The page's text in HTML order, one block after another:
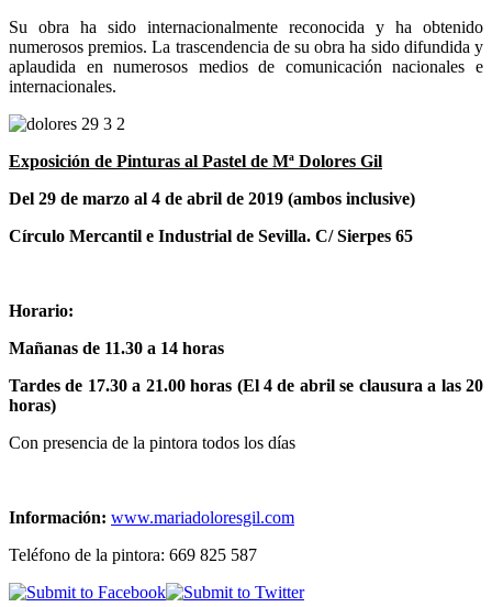
Su obra ha sido internacionalmente reconocida y ha obtenido
numerosos premios. La trascendencia de su obra ha sido difundida y
aplaudida en numerosos medios de comunicación nacionales e
internacionales.
Exposición de Pinturas al Pastel de Mª Dolores Gil
Del 29 de marzo al 4 de abril de 2019 (ambos inclusive)
Círculo Mercantil e Industrial de Sevilla. C/ Sierpes 65
Horario:
Mañanas de 11.30 a 14 horas
Tardes de 17.30 a 21.00 horas (El 4 de abril se clausura a las 20
horas)
Con presencia de la pintora todos los días
Información: www.mariadoloresgil.com
Teléfono de la pintora: 669 825 587